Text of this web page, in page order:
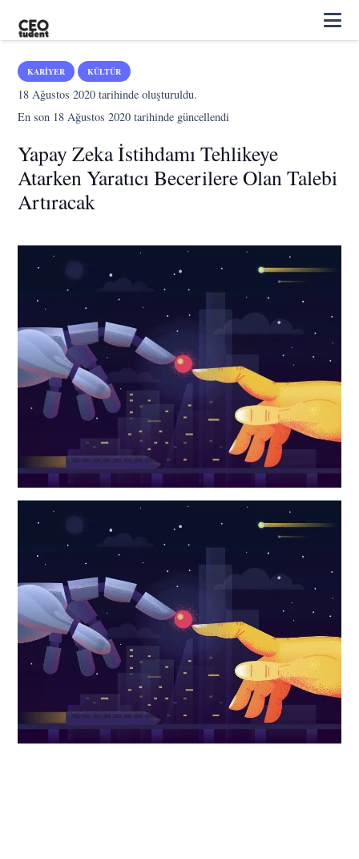
KARIYER KÜLTÜR
18 Ağustos 2020 tarihinde oluşturuldu.
En son 18 Ağustos 2020 tarihinde güncellendi
Yapay Zeka İstihdamı Tehlikeye
Atarken Yaratıcı Becerilere Olan Talebi
Artıracak